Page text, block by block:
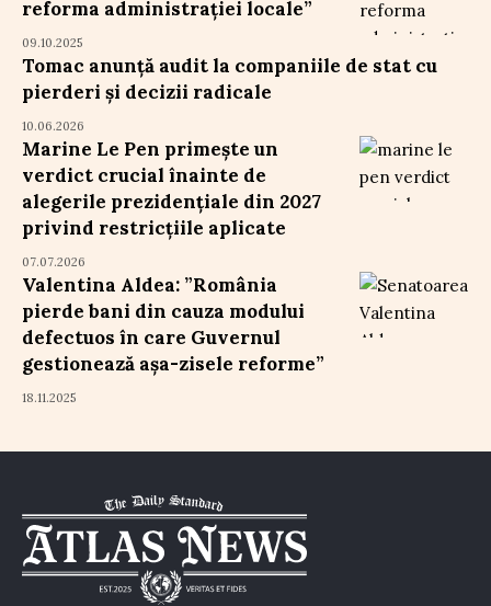
reforma administrației locale”
09.10.2025
Tomac anunță audit la companiile de stat cu
pierderi și decizii radicale
10.06.2026
Marine Le Pen primește un
verdict crucial înainte de
alegerile prezidențiale din 2027
privind restricțiile aplicate
07.07.2026
Valentina Aldea: ”România
pierde bani din cauza modului
defectuos în care Guvernul
gestionează așa-zisele reforme”
18.11.2025